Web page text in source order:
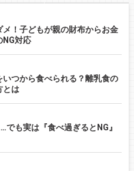
！子どもが親の財布からお金
NG対応
つから食べられる？離乳食の
とは
も実は『食べ過ぎるとNG』